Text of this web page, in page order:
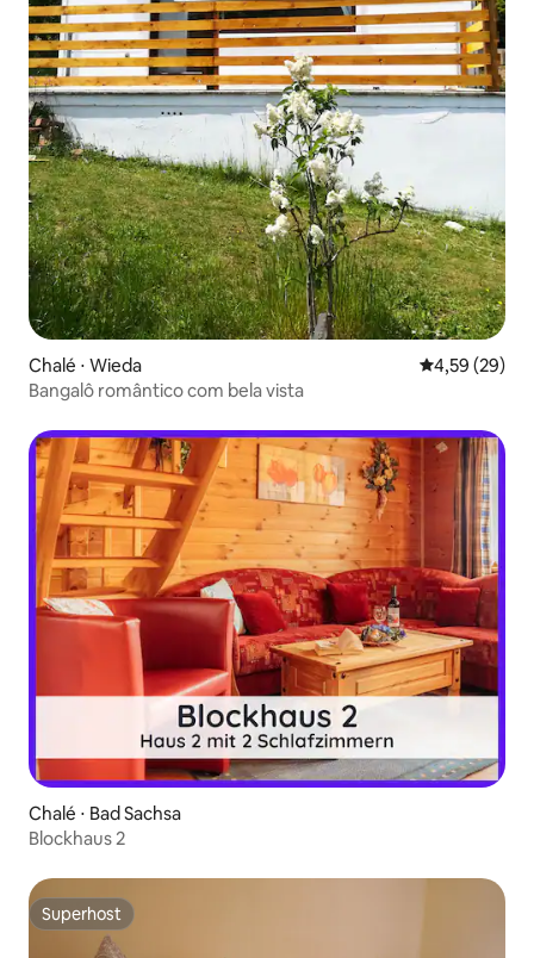
Chalé ⋅ Wieda 4,59 de uma
4,59 (29)
Bangalô romântico com bela vista
Chalé ⋅ Bad Sachsa
Blockhaus 2
Superhost
Superhost